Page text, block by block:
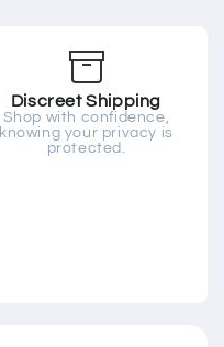
Discreet Shipping
Shop with confidence,
knowing your privacy is
protected.